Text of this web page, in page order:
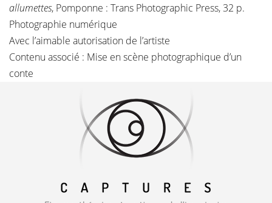
allumettes, Pomponne : Trans Photographic Press, 32 p.
Photographie numérique
Avec l’aimable autorisation de l’artiste
Contenu associé : Mise en scène photographique d’un
conte